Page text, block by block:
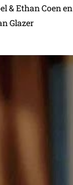
& Ethan Coen en
Glazer